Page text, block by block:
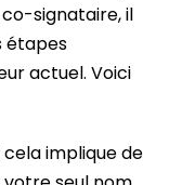
signataire, il
étapes
actuel. Voici
cela implique de